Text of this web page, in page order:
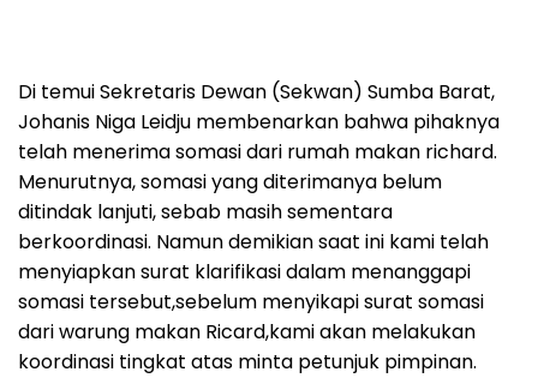
Di temui Sekretaris Dewan (Sekwan) Sumba Barat,
Johanis Niga Leidju membenarkan bahwa pihaknya
telah menerima somasi dari rumah makan richard.
Menurutnya, somasi yang diterimanya belum
ditindak lanjuti, sebab masih sementara
berkoordinasi. Namun demikian saat ini kami telah
menyiapkan surat klarifikasi dalam menanggapi
somasi tersebut,sebelum menyikapi surat somasi
dari warung makan Ricard,kami akan melakukan
koordinasi tingkat atas minta petunjuk pimpinan.